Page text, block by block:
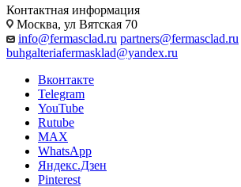
Контактная информация
Москва, ул Вятская 70
info@fermasclad.ru partners@fermasclad.ru
buhgalteriafermasklad@yandex.ru
Вконтакте
Telegram
YouTube
Rutube
MAX
WhatsApp
Яндекс.Дзен
Pinterest